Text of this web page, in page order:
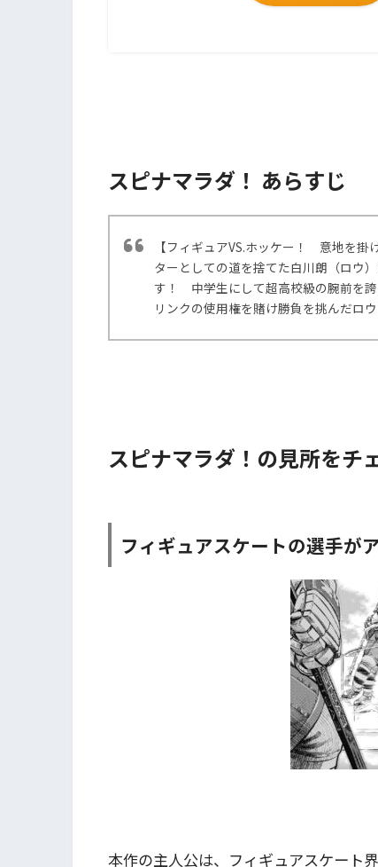
スピナマラダ！ あらすじ
【フィギュアVS.ホッケー！ 意地を掛
ターとしての道を捨てた白川朗（ロウ
す！ 中学生にして超高校級の腕前を
リンクの使用権を賭け勝負を挑んだロ
スピナマラダ！の見所をチ
フィギュアスケートの選手が
本作の主人公は、フィギュアスケート